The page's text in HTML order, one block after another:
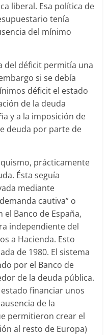
liberal. Esa política de
tenía
del mínimo
del déficit permitía una
si se debía
déficit el estado
de la deuda
y a la imposición de
deuda por parte de
prácticamente
Ésta seguía
mediante
cautiva” o
el Banco de España,
independiente del
a Hacienda. Esto
de 1980. El sistema
por el Banco de
de la deuda pública.
financiar unos
de la
permitieron crear el
al resto de Europa)